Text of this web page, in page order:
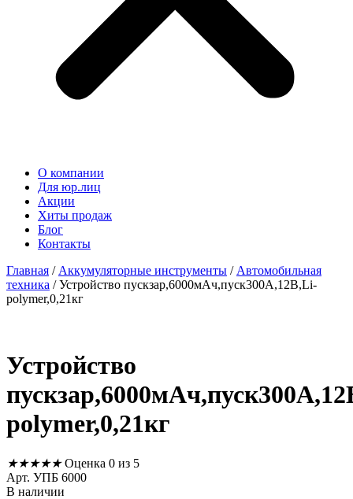
О компании
Для юр.лиц
Акции
Хиты продаж
Блог
Контакты
Главная / Аккумуляторные инструменты / Автомобильная
техника / Устройство пускзар,6000мАч,пуск300А,12В,Li-
polymer,0,21кг
Устройство
polymer,0,21кг
★★★★★ Оценка 0 из 5
Арт. УПБ 6000
В наличии